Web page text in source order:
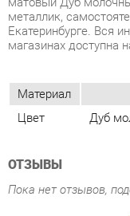
Материал
Цвет
Дуб
ОТЗЫВЫ
Пока нет отзывов,